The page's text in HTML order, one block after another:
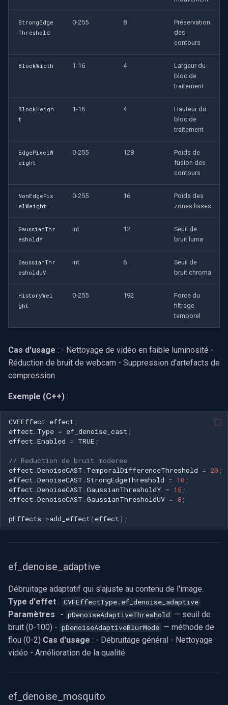
StrongEdge
Threshold
0-255 8
Préservation
des
contours
BlockWidth 1-16 4
Largeur du
bloc de
traitement
BlockHeigh
t
1-16 4
Hauteur du
bloc de
traitement
EdgePixelW
eight
0-255 128
Poids de
fusion des
contours
NonEdgePix
elWeight
0-255 16
Poids des
zones lisses
GaussianThr
esholdY
int 12
Seuil de
bruit luma
GaussianThr
esholdUV
int 6
Seuil de
bruit chroma
HistoryWei
ght
0-255 192
Force du
filtrage
temporel
Cas d'usage : - Nettoyage de vidéo en faible luminosité -
Réduction de bruit de webcam - Suppression d'artefacts de
compression
Exemple (C++) :
CVFEffect effect ;
effect . Type = ef_denoise_cast ;
effect .Enabled = TRUE ;
// Reduction de bruit moderee
effect .DenoiseCAST . TemporalDifferenceThreshold = 20 ;
effect .DenoiseCAST .StrongEdgeThreshold = 10 ;
effect .DenoiseCAST .GaussianThresholdY = 15 ;
effect .DenoiseCAST .GaussianThresholdUV = 8 ;
pEffects->add_effect ( effect);
ef_denoise_adaptive
Débruitage adaptatif qui s'ajuste au contenu de l'image.
Type d'effet : CVFEffectType.ef_denoise_adaptive
Paramètres : - pDenoiseAdaptiveThreshold — seuil de
bruit (0-100) - pDenoiseAdaptiveBlurMode — méthode de
flou (0-2) Cas d'usage : - Débruitage général - Nettoyage
vidéo - Amélioration de la qualité
ef_denoise_mosquito